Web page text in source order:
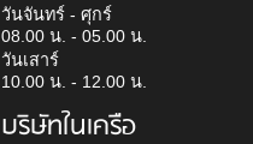
วันจันทร์ - ศุกร์
08.00 น. - 05.00 น.
วันเสาร์
10.00 น. - 12.00 น.
บริษัทในเครือ